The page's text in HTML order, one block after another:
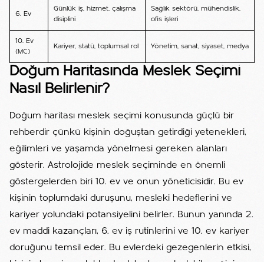
6. Ev
Günlük iş, hizmet, çalışma
disiplini
Sağlık sektörü, mühendislik,
ofis işleri
10. Ev
(MC)
Kariyer, statü, toplumsal rol Yönetim, sanat, siyaset, medya
Doğum Haritasında Meslek Seçimi
Nasıl Belirlenir?
Doğum haritası meslek seçimi konusunda güçlü bir
rehberdir çünkü kişinin doğuştan getirdiği yetenekleri,
eğilimleri ve yaşamda yönelmesi gereken alanları
gösterir. Astrolojide meslek seçiminde en önemli
göstergelerden biri 10. ev ve onun yöneticisidir. Bu ev
kişinin toplumdaki duruşunu, mesleki hedeflerini ve
kariyer yolundaki potansiyelini belirler. Bunun yanında 2.
ev maddi kazançları, 6. ev iş rutinlerini ve 10. ev kariyer
doruğunu temsil eder. Bu evlerdeki gezegenlerin etkisi,